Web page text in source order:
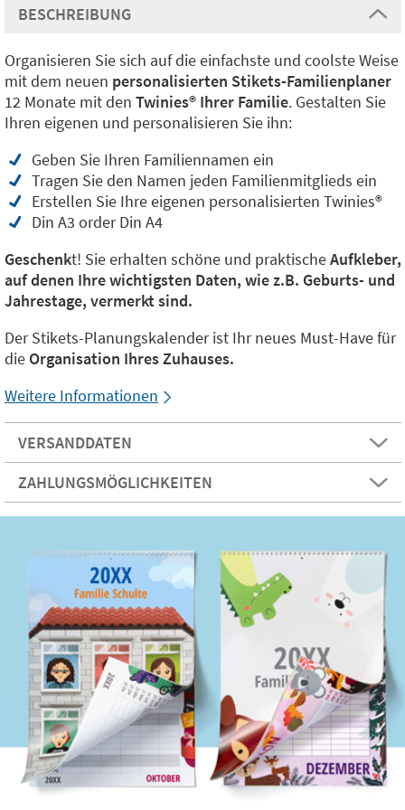
BESCHREIBUNG
Organisieren Sie sich auf die einfachste und coolste Weise
mit dem neuen personalisierten Stikets-Familienplaner
12 Monate mit den Twinies® Ihrer Familie. Gestalten Sie
Ihren eigenen und personalisieren Sie ihn:
Geben Sie Ihren Familiennamen ein
Tragen Sie den Namen jeden Familienmitglieds ein
Erstellen Sie Ihre eigenen personalisierten Twinies®
Din A3 order Din A4
Geschenkt! Sie erhalten schöne und praktischeAufkleber,
auf denen Ihre wichtigsten Daten, wie z.B. Geburts- und
Jahrestage, vermerkt sind.
Der Stikets-Planungskalender ist Ihr neues Must-Have für
die Organisation Ihres Zuhauses.
Weitere Informationen
VERSANDDATEN
ZAHLUNGSMÖGLICHKEITEN